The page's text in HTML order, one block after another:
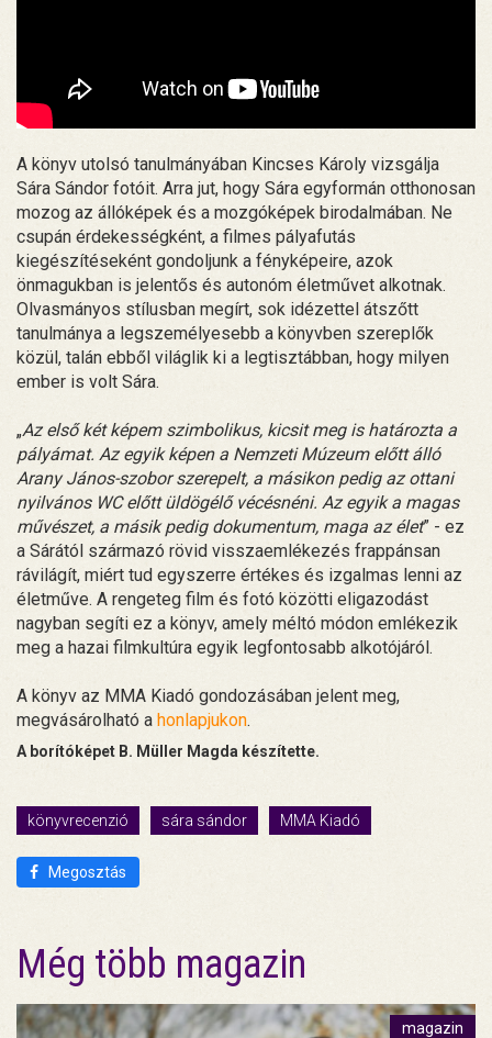
A könyv utolsó tanulmányában Kincses Károly vizsgálja
Sára Sándor fotóit. Arra jut, hogy Sára egyformán otthonosan
mozog az állóképek és a mozgóképek birodalmában. Ne
csupán érdekességként, a filmes pályafutás
kiegészítéseként gondoljunk a fényképeire, azok
önmagukban is jelentős és autonóm életművet alkotnak.
Olvasmányos stílusban megírt, sok idézettel átszőtt
tanulmánya a legszemélyesebb a könyvben szereplők
közül, talán ebből világlik ki a legtisztábban, hogy milyen
ember is volt Sára.
„Az első két képem szimbolikus, kicsit meg is határozta a
pályámat. Az egyik képen a Nemzeti Múzeum előtt álló
Arany János-szobor szerepelt, a másikon pedig az ottani
nyilvános WC előtt üldögélő vécésnéni. Az egyik a magas
művészet, a másik pedig dokumentum, maga az élet” - ez
a Sárától származó rövid visszaemlékezés frappánsan
rávilágít, miért tud egyszerre értékes és izgalmas lenni az
életműve. A rengeteg film és fotó közötti eligazodást
nagyban segíti ez a könyv, amely méltó módon emlékezik
meg a hazai filmkultúra egyik legfontosabb alkotójáról.
A könyv az MMA Kiadó gondozásában jelent meg,
megvásárolható a honlapjukon.
A borítóképet B. Müller Magda készítette.
könyvrecenzió sára sándor MMA Kiadó
Megosztás
Még több magazin
magazin